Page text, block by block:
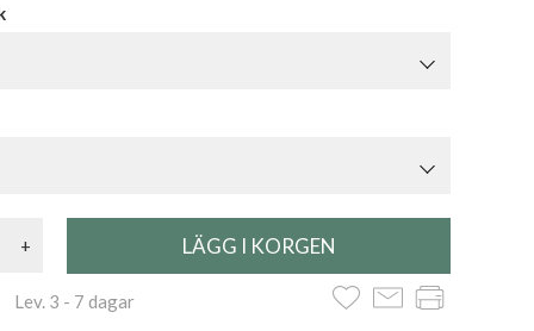
+
Lev. 3 - 7 dagar